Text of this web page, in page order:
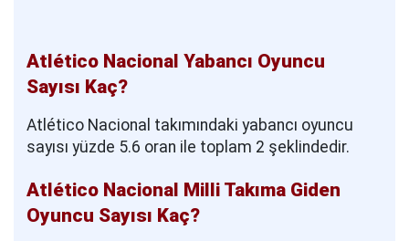
Atlético Nacional Yabancı Oyuncu
Sayısı Kaç?
Atlético Nacional takımındaki yabancı oyuncu
sayısı yüzde 5.6 oran ile toplam 2 şeklindedir.
Atlético Nacional Milli Takıma Giden
Oyuncu Sayısı Kaç?